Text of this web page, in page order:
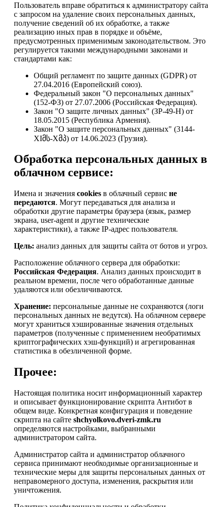
Пользователь вправе обратиться к администратору сайта
с запросом на удаление своих персональных данных,
получение сведений об их обработке, а также
реализацию иных прав в порядке и объёме,
предусмотренных применимым законодательством. Это
регулируется такими международными законами и
стандартами как:
Общий регламент по защите данных (GDPR) от
27.04.2016 (Европейский союз).
Федеральный закон "О персональных данных"
(152-ФЗ) от 27.07.2006 (Российская Федерация).
Закон "О защите личных данных" (ЗР-49-Н) от
18.05.2015 (Республика Армения).
Закон "О защите персональных данных" (3144-
XIმს-Xმპ) от 14.06.2023 (Грузия).
Обработка персональных данных в
облачном сервисе:
Имена и значения cookies в облачный сервис не
передаются. Могут передаваться для анализа и
обработки другие параметры браузера (язык, размер
экрана, user-agent и другие технические
характеристики), а также IP-адрес пользователя.
Цель: анализ данных для защиты сайта от ботов и угроз.
Расположение облачного сервера для обработки:
Российская Федерация. Анализ данных происходит в
реальном времени, после чего обработанные данные
удаляются или обезличиваются.
Хранение: персональные данные не сохраняются (логи
персональных данных не ведутся). На облачном сервере
могут храниться хэшированные значения отдельных
параметров (полученные с применением необратимых
криптографических хэш-функций) и агрегированная
статистика в обезличенной форме.
Прочее:
Настоящая политика носит информационный характер
и описывает функционирование скрипта Антибот в
общем виде. Конкретная конфигурация и поведение
скрипта на сайте shchyolkovo.dveri-zmk.ru
определяются настройками, выбранными
администратором сайта.
Администратор сайта и администратор облачного
сервиса принимают необходимые организационные и
технические меры для защиты персональных данных от
неправомерного доступа, изменения, раскрытия или
уничтожения.